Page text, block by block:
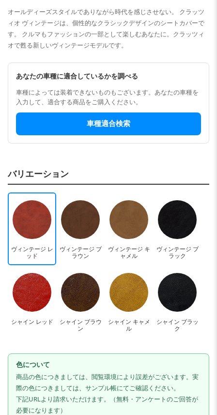
オールディーズスタイルでありながら時代を感じさせない。 クラッツ
ィオ ヴィンテージは、個性的なクラシックデザインのシートカバーで
す。 クルマもファッションの一部として楽しむあなたに。クラッツィ
オで甦る新しいヴィンテージモデルです。
あなたの車種に適合しているかを調べる
車種によっては装着できないものもございます。あなたの車種を
入力して、適合する商品をご購入ください。
車種適合検索
バリエーション
ヴィンテージ レ
ッド
ヴィンテージ ブ
ラウン
ヴィンテージ キ
ャメル
ヴィンテージ ブ
ラック
シャイン レッド
シャイン ブラウ
ン
シャイン キャメ
ル
シャイン ブラッ
ク
色について
商品の色につきましては、閲覧環境により誤差がございます。実
際の色につきましては、サンプル帳にてご確認ください。
下記URLより請求いただけます。（無料・アンケートのご回答が
必要になります）